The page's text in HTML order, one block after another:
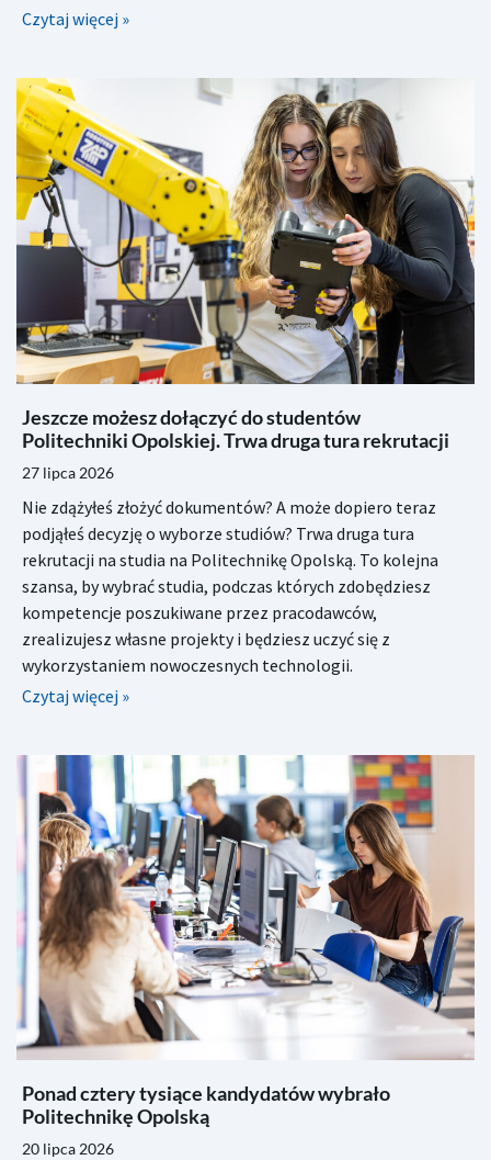
Czytaj więcej »
Jeszcze możesz dołączyć do studentów
Politechniki Opolskiej. Trwa druga tura rekrutacji
27 lipca 2026
Nie zdążyłeś złożyć dokumentów? A może dopiero teraz
podjąłeś decyzję o wyborze studiów? Trwa druga tura
rekrutacji na studia na Politechnikę Opolską. To kolejna
szansa, by wybrać studia, podczas których zdobędziesz
kompetencje poszukiwane przez pracodawców,
zrealizujesz własne projekty i będziesz uczyć się z
wykorzystaniem nowoczesnych technologii.
Czytaj więcej »
Ponad cztery tysiące kandydatów wybrało
Politechnikę Opolską
20 lipca 2026